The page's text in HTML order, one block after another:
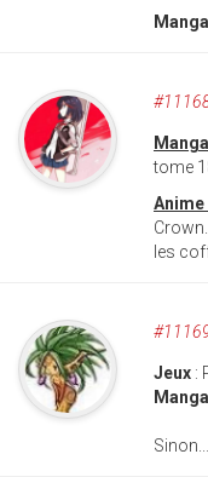
Manga
tome
Anime
les
Jeux :
Manga